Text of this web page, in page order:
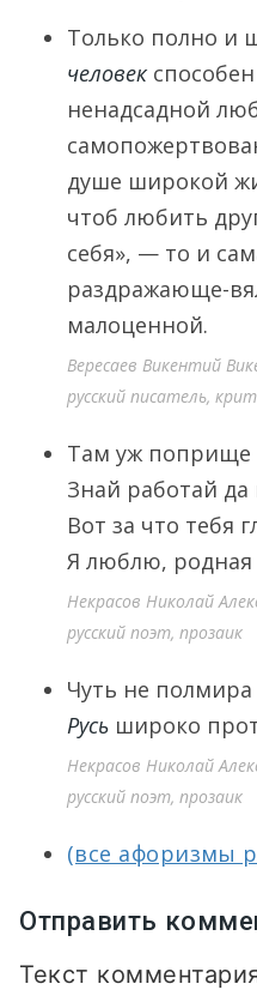
Только полно и
человек
ненадсадной
душе широкой
чтоб любить
себя», — то и
раздражающе-
малоценной.
Вересаев Викентий
русский писатель,
Там уж поприще
Знай работай да
Вот за что тебя
Я люблю, родная
Некрасов Николай
русский поэт, прозаик
Чуть не
Русь широко
Некрасов Николай
русский поэт, прозаик
(все афоризмы
Отправить
Текст